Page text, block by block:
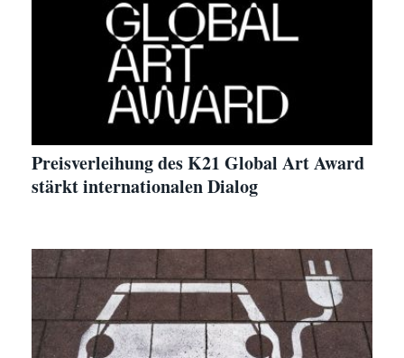
Preisverleihung des K21 Global Art Award
stärkt internationalen Dialog